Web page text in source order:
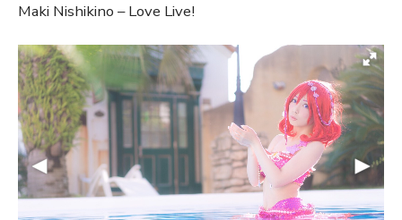
Maki Nishikino – Love Live!